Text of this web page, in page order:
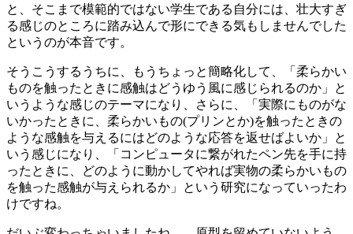
と、そこまで模範的ではない学生である自分には、壮大すぎ
る感じのところに踏み込んで形にできる気もしませんでした
というのが本音です。
そうこうするうちに、もうちょっと簡略化して、「柔らかい
ものを触ったときに感触はどうゆう風に感じられるのか」と
いうような感じのテーマになり、さらに、「実際にものがな
いかったときに、柔らかいもの(プリンとか)を触ったときの
ような感触を与えるにはどのような応答を返せばよいか」と
いう感じになり、「コンピュータに繋がれたペン先を手に持
ったときに、どのように動かしてやれば実物の柔らかいもの
を触った感触が与えられるか」という研究になっていったわ
けですね。